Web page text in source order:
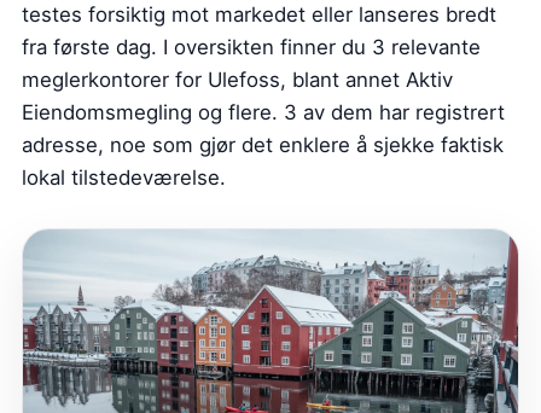
testes forsiktig mot markedet eller lanseres bredt
fra første dag. I oversikten finner du 3 relevante
meglerkontorer for Ulefoss, blant annet Aktiv
Eiendomsmegling og flere. 3 av dem har registrert
adresse, noe som gjør det enklere å sjekke faktisk
lokal tilstedeværelse.